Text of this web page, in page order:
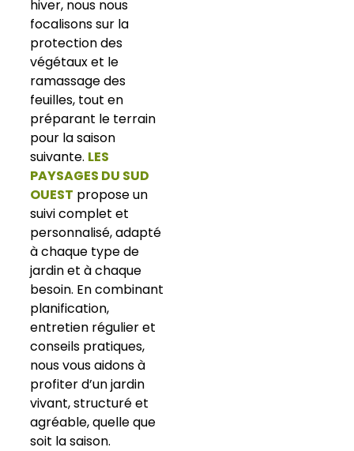
hiver, nous nous
focalisons sur la
protection des
végétaux et le
ramassage des
feuilles, tout en
préparant le terrain
pour la saison
suivante. LES
PAYSAGES DU SUD
OUEST propose un
suivi complet et
personnalisé, adapté
à chaque type de
jardin et à chaque
besoin. En combinant
planification,
entretien régulier et
conseils pratiques,
nous vous aidons à
profiter d’un jardin
vivant, structuré et
agréable, quelle que
soit la saison.